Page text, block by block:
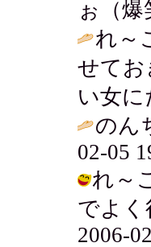
ぉ（
れ～
せてお
い女に
のん
02-05
れ～
でよく
2006-